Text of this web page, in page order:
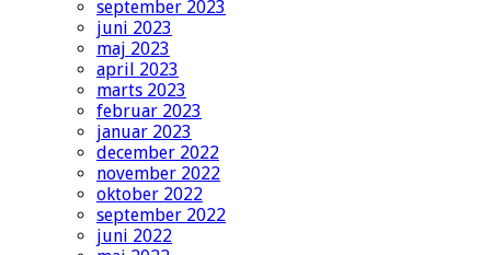
september 2023
juni 2023
maj 2023
april 2023
marts 2023
februar 2023
januar 2023
december 2022
november 2022
oktober 2022
september 2022
juni 2022